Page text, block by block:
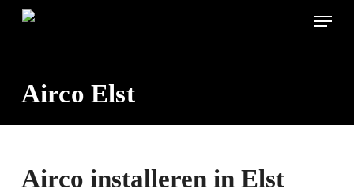
Skip
Menu
Airco Elst
Airco installeren in Elst